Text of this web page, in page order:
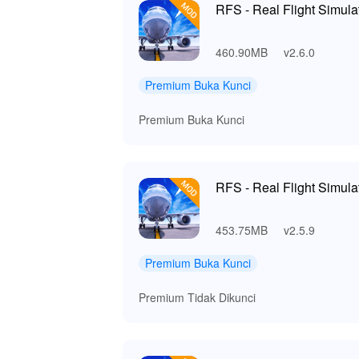
RFS - Real Flight
460.90MB v2.6.0
Premium Buka Kunci
Premium Buka Kunci
RFS - Real Flight
453.75MB v2.5.9
Premium Buka Kunci
Premium Tidak Dikunci